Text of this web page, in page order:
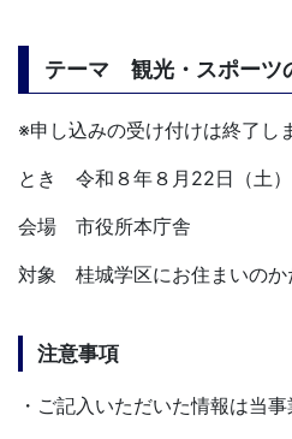
テーマ 観光・スポーツ
※申し込みの受け付けは終了し
とき 令和８年８月22日（土
会場 市役所本庁舎
対象 桂城学区にお住まいのか
注意事項
・ご記入いただいた情報は当事